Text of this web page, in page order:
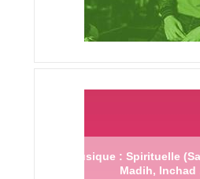
Musique : Spirituelle
Madih, Inchad